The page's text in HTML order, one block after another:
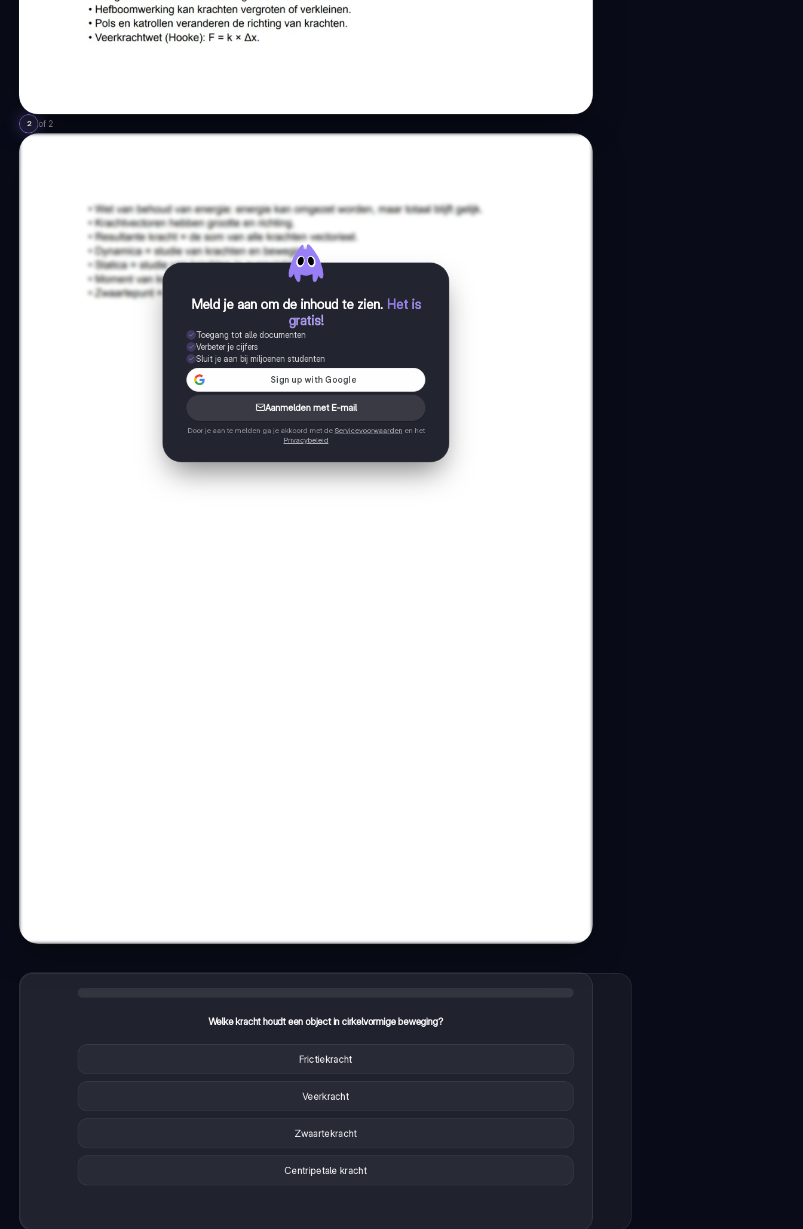
2 of 2
Meld je aan om de inhoud te zien. Het is
gratis!
Toegang tot alle documenten
Verbeter je cijfers
Sluit je aan bij miljoenen studenten
Aanmelden met E-mail
Door je aan te melden ga je akkoord met de Servicevoorwaarden en het
Privacybeleid
Welke kracht houdt een object in cirkelvormige beweging?
Frictiekracht
Veerkracht
Zwaartekracht
Centripetale kracht